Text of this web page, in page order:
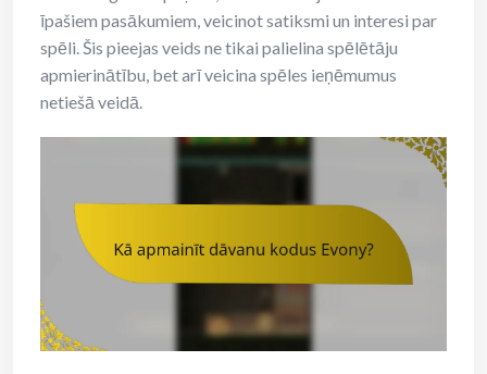
īpašiem pasākumiem, veicinot satiksmi un interesi par
spēli. Šis pieejas veids ne tikai palielina spēlētāju
apmierinātību, bet arī veicina spēles ieņēmumus
netiešā veidā.